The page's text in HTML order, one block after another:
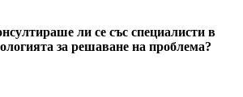
ли се със специалисти в
за решаване на проблема?